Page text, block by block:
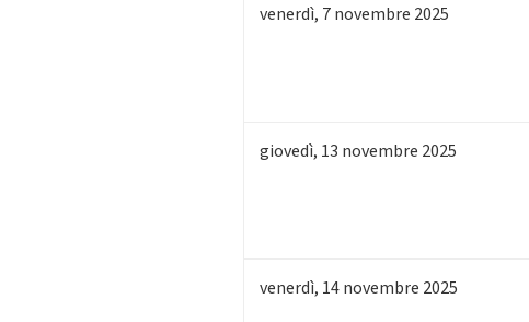
venerdì, 7novembre 2025
giovedì, 13 novembre 2025
venerdì, 14novembre 2025